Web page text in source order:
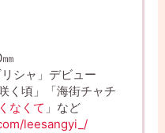
シャ」デビュー
く頃」「海街チャチ
なくて 」など
leesangyi_/